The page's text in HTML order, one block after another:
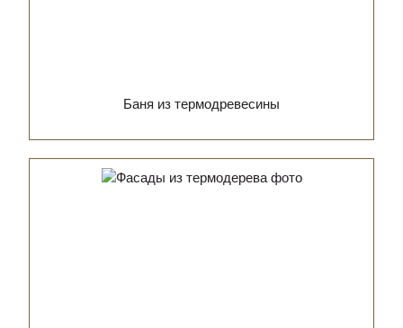
Баня из термодревесины